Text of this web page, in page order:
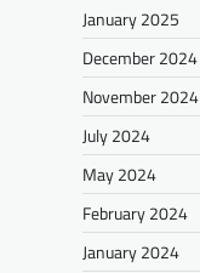
January 2025
December 2024
November 2024
July 2024
May 2024
February 2024
January 2024